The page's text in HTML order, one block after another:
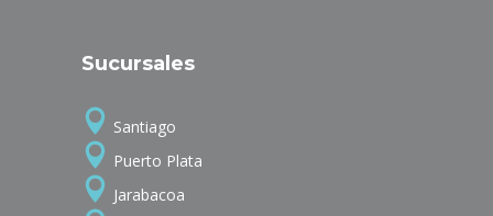
Sucursales
Santiago
Puerto Plata
Jarabacoa